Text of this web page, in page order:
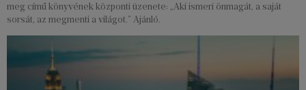
meg című könyvének központi üzenete: „Aki ismeri önmagát, a saját
sorsát, az megmenti a világot.” Ajánló.